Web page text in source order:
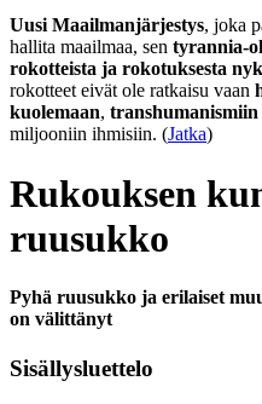
Uusi Maailmanjärjestys, joka
hallita maailmaa, sen tyrannia-
rokotteista ja rokotuksesta
rokotteet eivät ole ratkaisu vaan
kuolemaan, transhumanismiin
miljooniin ihmisiin. (Jatka)
Rukouksen
ruusukko
Pyhä ruusukko ja erilaiset
on välittänyt
Sisällysluettelo